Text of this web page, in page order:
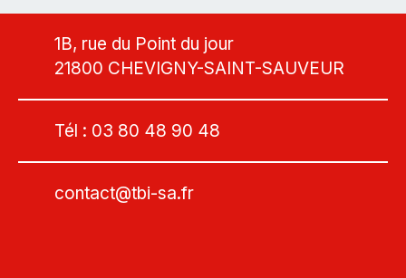
1B, rue du Point du jour
21800 CHEVIGNY-SAINT-SAUVEUR
Tél : 03 80 48 90 48
contact@tbi-sa.fr